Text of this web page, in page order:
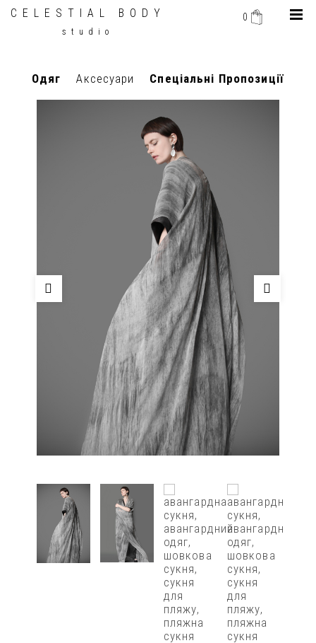
CELESTIAL BODY
studio
0
Одяг Аксесуари Спеціальні Пропозиції